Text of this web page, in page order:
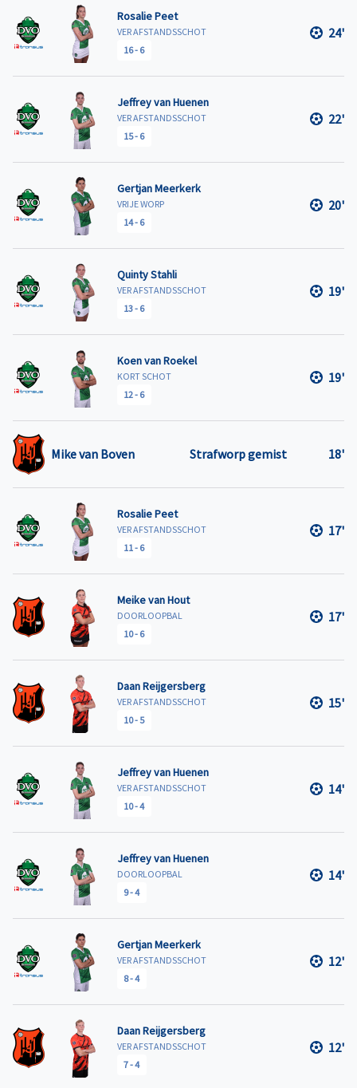
Rosalie Peet
VER AFSTANDSSCHOT
16- 6
24'
Jeffrey van Huenen
VER AFSTANDSSCHOT
15- 6
22'
Gertjan Meerkerk
VRIJE WORP
14- 6
20'
Quinty Stahli
VER AFSTANDSSCHOT
13- 6
19'
Koen van Roekel
KORT SCHOT
12- 6
19'
Mike van Boven Strafworp gemist 18'
Rosalie Peet
VER AFSTANDSSCHOT
11- 6
17'
Meike van Hout
DOORLOOPBAL
10- 6
17'
Daan Reijgersberg
VER AFSTANDSSCHOT
10-5
15'
Jeffrey van Huenen
VER AFSTANDSSCHOT
10-4
14'
Jeffrey van Huenen
DOORLOOPBAL
9-4
14'
Gertjan Meerkerk
VER AFSTANDSSCHOT
8-4
12'
Daan Reijgersberg
VER AFSTANDSSCHOT
7-4
12'